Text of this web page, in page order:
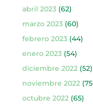
abril 2023(62)
marzo 2023(60)
febrero 2023(44)
enero 2023(54)
diciembre 2022 (52)
noviembre 2022
octubre 2022 (65)